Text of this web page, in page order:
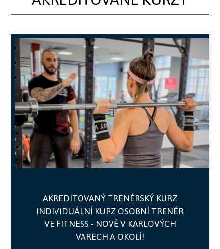
AKREDITOVANÝ TRENÉRSKÝ KURZ
INDIVIDUÁLNÍ KURZ OSOBNÍ TRENÉR
VE FITNESS - NOVĚ V KARLOVÝCH
VARECH A OKOLÍ!